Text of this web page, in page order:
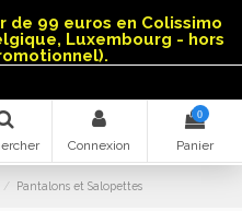
99 euros en Colissimo
Luxembourg - hors
Connexion
0
Panier
Pantalons et Salopettes